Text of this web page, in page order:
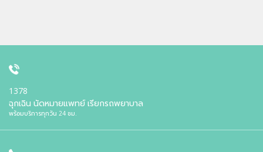
1378
ฉุกเฉิน นัดหมายแพทย์ เรียกรถพยาบาล
พร้อมบริการทุกวัน 24 ชม.